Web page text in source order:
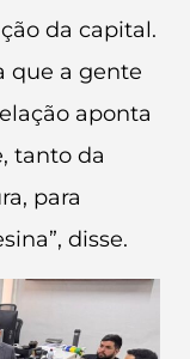
da capital.
que a gente
aponta
tanto da
para
disse.